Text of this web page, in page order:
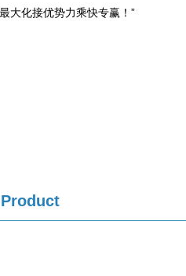
大化接优势力乘快专赢！”
Product